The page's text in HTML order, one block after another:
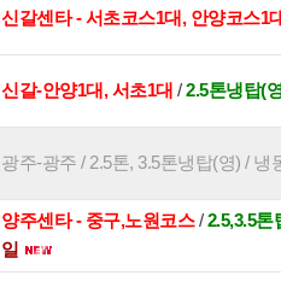
신갈센타 - 서초코스1대, 안양코스1
신갈-안양1대, 서초1대 /2.5톤냉탑(
광주-광주 / 2.5톤, 3.5톤냉탑(영) / 냉
양주센타 - 중구,노원코스/2.5,3.5
일